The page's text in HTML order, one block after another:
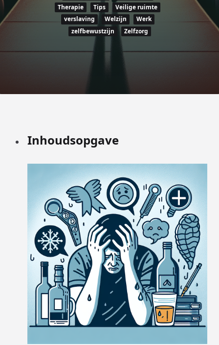
Therapie
Tips
Veilige ruimte
verslaving
Welzijn
Werk
zelfbewustzijn
Zelfzorg
Inhoudsopgave